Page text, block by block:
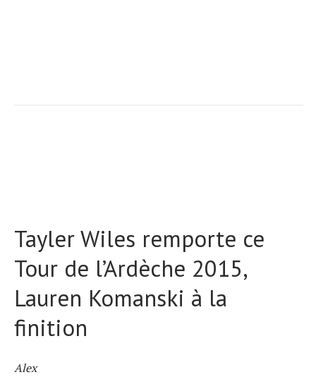
Tayler Wiles remporte ce
Tour de l’Ardèche 2015,
Lauren Komanski à la
finition
Alex